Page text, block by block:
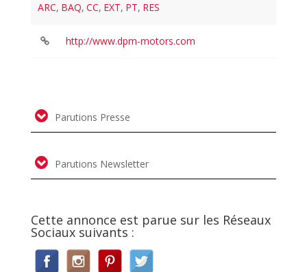
ARC, BAQ, CC, EXT, PT, RES
http://www.dpm-motors.com
Parutions Presse
Parutions Newsletter
Cette annonce est parue sur les Réseaux
Sociaux suivants :